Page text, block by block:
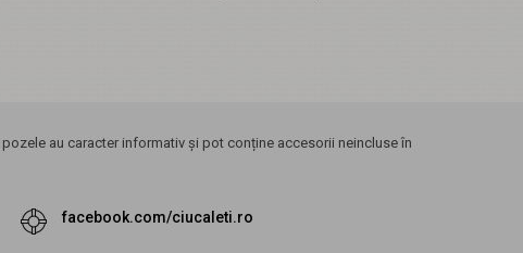
au caracter informativ și pot conține accesorii neincluse în
facebook.com/ciucaleti.ro